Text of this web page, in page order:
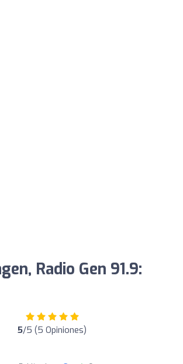
Radio Gen 91.9:
5/5 (5 Opiniones)